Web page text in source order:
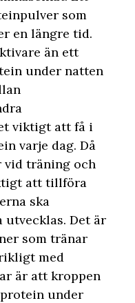
som
en längre tid.
än ett
under natten
viktigt att få i
varje dag. Då
vid träning och
att tillföra
ska
utvecklas. Det är
som tränar
med
är att kroppen
under